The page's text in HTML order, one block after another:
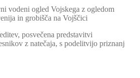
vodeni ogled Vojskega z ogledom
in grobišča na Vojščici
posvečena predstavitvi
z natečaja, s podelitvijo priznanj